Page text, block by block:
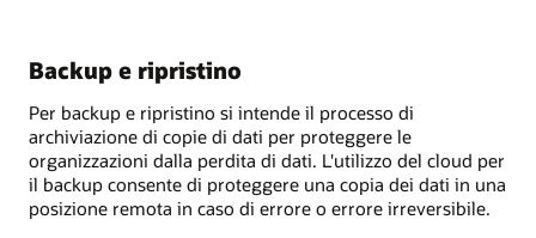
Backup e ripristino
Per backup e ripristino si intende il processo di
archiviazione di copie di dati per proteggere le
organizzazioni dalla perdita di dati. L'utilizzo del cloud per
il backup consente di proteggere una copia dei dati in una
posizione remota in caso di errore o errore irreversibile.